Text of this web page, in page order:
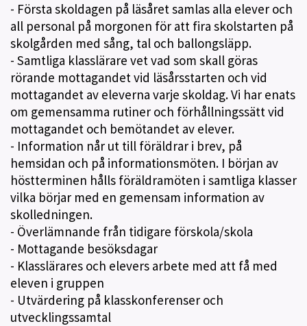
- Första skoldagen på läsåret samlas alla elever och
all personal på morgonen för att fira skolstarten på
skolgården med sång, tal och ballongsläpp.
- Samtliga klasslärare vet vad som skall göras
rörande mottagandet vid läsårsstarten och vid
mottagandet av eleverna varje skoldag. Vi har enats
om gemensamma rutiner och förhållningssätt vid
mottagandet och bemötandet av elever.
- Information når ut till föräldrar i brev, på
hemsidan och på informationsmöten. I början av
höstterminen hålls föräldramöten i samtliga klasser
vilka börjar med en gemensam information av
skolledningen.
- Överlämnande från tidigare förskola/skola
- Mottagande besöksdagar
- Klasslärares och elevers arbete med att få med
eleven i gruppen
- Utvärdering på klasskonferenser och
utvecklingssamtal